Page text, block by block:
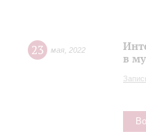
23 мая 2022
в